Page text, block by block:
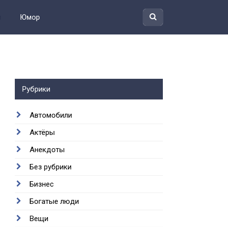
Юмор
Рубрики
Автомобили
Актёры
Анекдоты
Без рубрики
Бизнес
Богатые люди
Вещи